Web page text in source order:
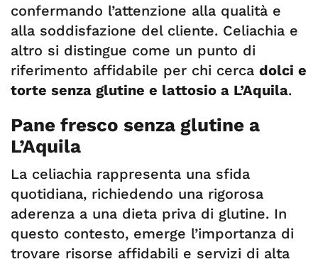
confermando l’attenzione alla qualità e
alla soddisfazione del cliente. Celiachia e
altro si distingue come un punto di
riferimento affidabile per chi cerca dolci e
torte senza glutine e lattosio a L’Aquila.
Pane fresco senza glutine a
L’Aquila
La celiachia rappresenta una sfida
quotidiana, richiedendo una rigorosa
aderenza a una dieta priva di glutine. In
questo contesto, emerge l’importanza di
trovare risorse affidabili e servizi di alta